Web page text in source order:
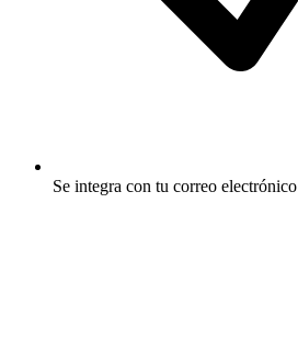
Se integra con tu correo electrónico